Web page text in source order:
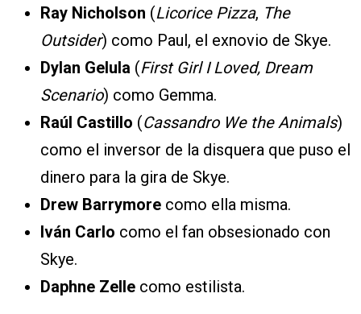
Ray Nicholson (Licorice Pizza, The
Outsider) como Paul, el exnovio de Skye.
Dylan Gelula (First Girl I Loved, Dream
Scenario) como Gemma.
Raúl Castillo (Cassandro We the Animals)
como el inversor de la disquera que puso el
dinero para la gira de Skye.
Drew Barrymore como ella misma.
Iván Carlo como el fan obsesionado con
Skye.
Daphne Zelle como estilista.